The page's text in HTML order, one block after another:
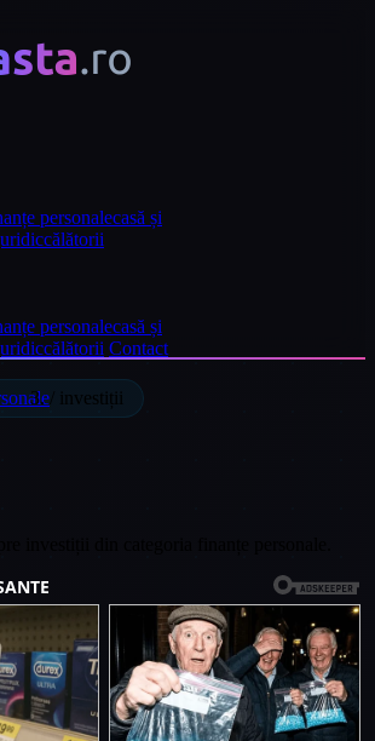
personalecasă și
călătorii
personalecasă și
călătorii Contact
investiții